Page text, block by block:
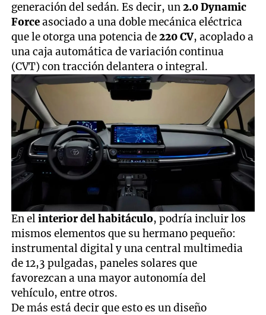
generación del sedán. Es decir, un2.0 Dynamic
Forceasociado a una doble mecánica eléctrica
que le otorga una potencia de220 CV, acoplado a
una caja automática de variación continua
(CVT) con tracción delantera o integral.
En elinterior del habitáculo, podría incluir los
mismos elementos que su hermano pequeño:
instrumental digital y una central multimedia
de 12,3 pulgadas, paneles solares que
favorezcan a una mayor autonomía del
vehículo, entre otros.
De más está decir que esto es un diseño